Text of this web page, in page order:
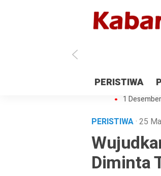
PERISTIWA
Antisipasi 1
Gedung
1
PERISTIWA· 25
Diminta